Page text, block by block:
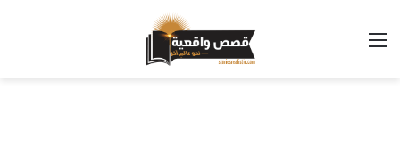
القائمة